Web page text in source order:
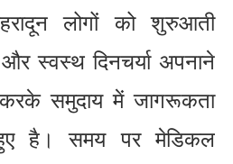
लोगों को शुरुआती
स्वस्थ दिनचर्या अपनाने
करके समुदाय में जागरूकता
हुए है। समय पर मेडिकल